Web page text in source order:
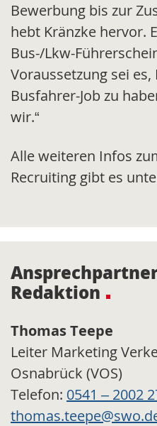
Bewerbung bis zur
hebt Kränzke hervor.
Bus-/Lkw-
Voraussetzung sei es,
Busfahrer-Job zu
wir.“
Alle weiteren Infos
Recruiting gibt es
Redaktion
Thomas Teepe
Leiter Marketing
Osnabrück (VOS)
Telefon: 0541 – 2002